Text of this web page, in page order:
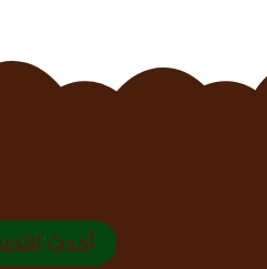
أحدث